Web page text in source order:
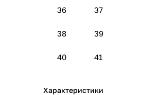
36 37
38 39
40 41
Характеристики